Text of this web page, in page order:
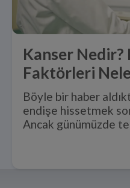
Kanser Nedir?
Faktörleri
Böyle bir haber
endişe hissetmek
Ancak günümüzde
ilerlemeler
ile iyileşme şansı
artmaktadır.